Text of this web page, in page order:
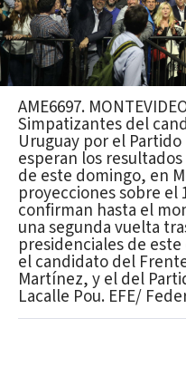
AME6697.
Simpatizantes del
Uruguay por el
esperan los
de este domingo, en
proyecciones sobre el
confirman hasta el
una segunda vuelta
presidenciales de
el candidato del
Martínez, y el del
Lacalle Pou. EFE/